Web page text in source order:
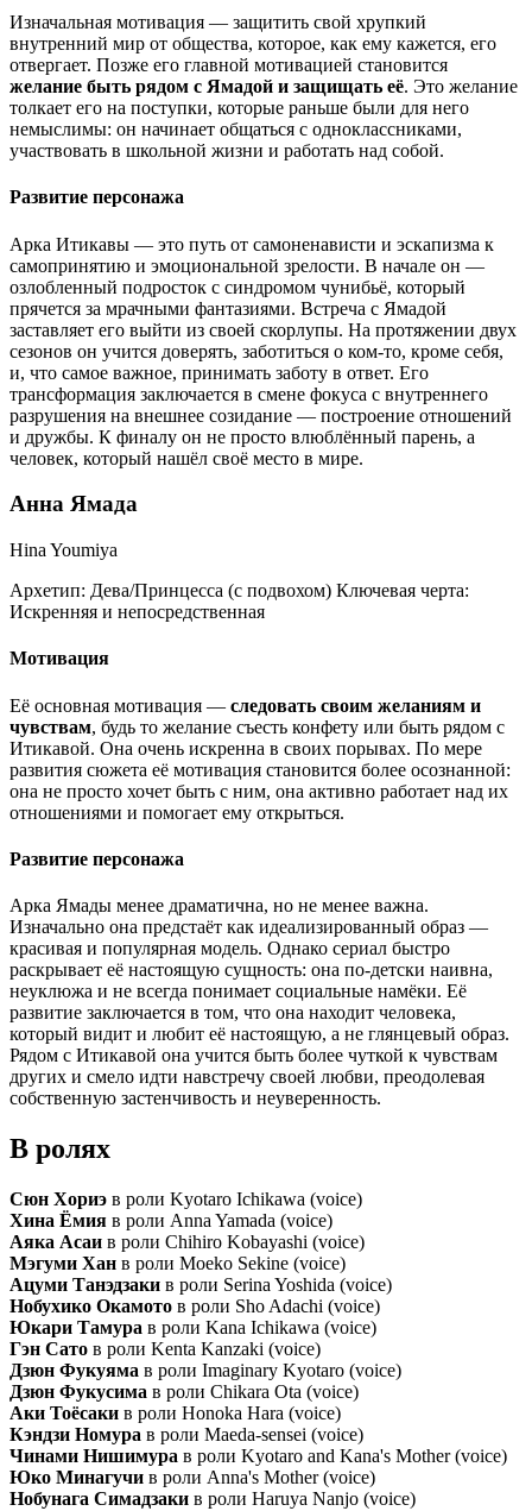
Изначальная мотивация — защитить свой хрупкий
внутренний мир от общества, которое, как ему кажется, его
отвергает. Позже его главной мотивацией становится
желание быть рядом с Ямадой и защищать её. Это желание
толкает его на поступки, которые раньше были для него
немыслимы: он начинает общаться с одноклассниками,
участвовать в школьной жизни и работать над собой.
Развитие персонажа
Арка Итикавы — это путь от самоненависти и эскапизма к
самопринятию и эмоциональной зрелости. В начале он —
озлобленный подросток с синдромом чунибьё, который
прячется за мрачными фантазиями. Встреча с Ямадой
заставляет его выйти из своей скорлупы. На протяжении двух
сезонов он учится доверять, заботиться о ком-то, кроме себя,
и, что самое важное, принимать заботу в ответ. Его
трансформация заключается в смене фокуса с внутреннего
разрушения на внешнее созидание — построение отношений
и дружбы. К финалу он не просто влюблённый парень, а
человек, который нашёл своё место в мире.
Анна Ямада
Hina Youmiya
Архетип: Дева/Принцесса (с подвохом) Ключевая черта:
Искренняя и непосредственная
Мотивация
Её основная мотивация — следовать своим желаниям и
чувствам, будь то желание съесть конфету или быть рядом с
Итикавой. Она очень искренна в своих порывах. По мере
развития сюжета её мотивация становится более осознанной:
она не просто хочет быть с ним, она активно работает над их
отношениями и помогает ему открыться.
Развитие персонажа
Арка Ямады менее драматична, но не менее важна.
Изначально она предстаёт как идеализированный образ —
красивая и популярная модель. Однако сериал быстро
раскрывает её настоящую сущность: она по-детски наивна,
неуклюжа и не всегда понимает социальные намёки. Её
развитие заключается в том, что она находит человека,
который видит и любит её настоящую, а не глянцевый образ.
Рядом с Итикавой она учится быть более чуткой к чувствам
других и смело идти навстречу своей любви, преодолевая
собственную застенчивость и неуверенность.
В ролях
Сюн Хориэ в роли Kyotaro Ichikawa (voice)
Хина Ёмия в роли Anna Yamada (voice)
Аяка Асаи в роли Chihiro Kobayashi (voice)
Мэгуми Хан в роли Moeko Sekine (voice)
Ацуми Танэдзаки в роли Serina Yoshida (voice)
Нобухико Окамото в роли Sho Adachi (voice)
Юкари Тамура в роли Kana Ichikawa (voice)
Гэн Сато в роли Kenta Kanzaki (voice)
Дзюн Фукуяма в роли Imaginary Kyotaro (voice)
Дзюн Фукусима в роли Chikara Ota (voice)
Аки Тоёсаки в роли Honoka Hara (voice)
Кэндзи Номура в роли Maeda-sensei (voice)
Чинами Нишимура в роли Kyotaro and Kana's Mother (voice)
Юко Минагучи в роли Anna's Mother (voice)
Нобунага Симадзаки в роли Haruya Nanjo (voice)